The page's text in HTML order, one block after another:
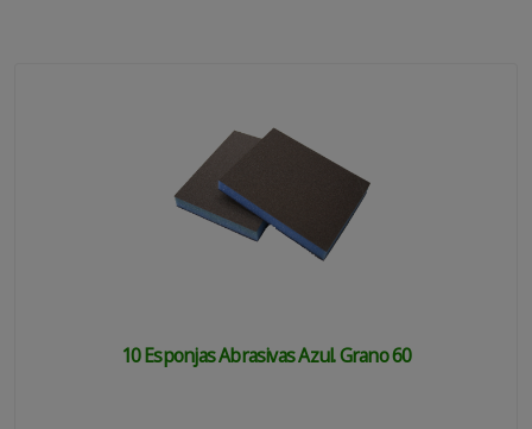
10 Esponjas Abrasivas Azul. Grano 60